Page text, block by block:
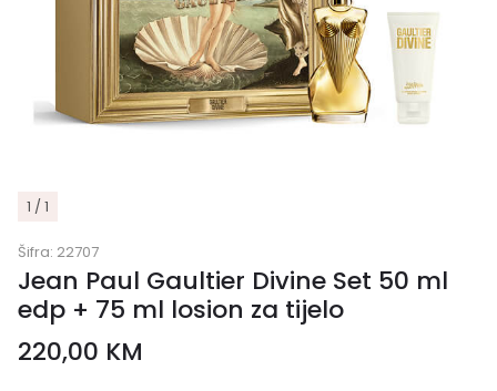
1 / 1
Šifra: 22707
Jean Paul Gaultier Divine Set 50 ml
edp + 75 ml losion za tijelo
220,00 KM